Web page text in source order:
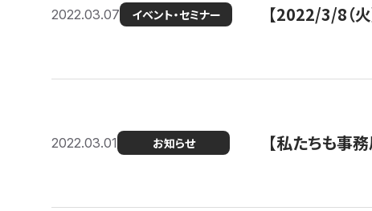
2022.03.07 イベント・セミナー 【2022/3/8（
2022.03.01 お知らせ 【私たちも事